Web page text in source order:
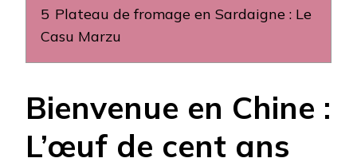
5 Plateau de fromage en Sardaigne : Le
Casu Marzu
Bienvenue en Chine :
L’œuf de cent ans